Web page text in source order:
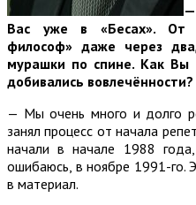
Вас уже в «Бесах». От
философ» даже через
мурашки по спине. Как Вы
добивались вовлечённости?
— Мы очень много и долго
занял процесс от начала
начали в начале 1988
ошибаюсь, в ноябре 1991-го.
в материал.